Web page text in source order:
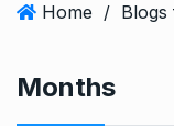
Home / Blogs
Months